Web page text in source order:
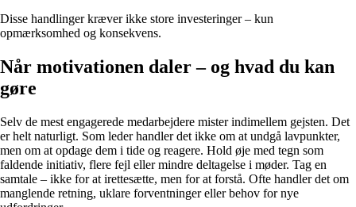
Disse handlinger kræver ikke store investeringer – kun
opmærksomhed og konsekvens.
Når motivationen daler – og hvad du kan
gøre
Selv de mest engagerede medarbejdere mister indimellem gejsten. Det
er helt naturligt. Som leder handler det ikke om at undgå lavpunkter,
men om at opdage dem i tide og reagere. Hold øje med tegn som
faldende initiativ, flere fejl eller mindre deltagelse i møder. Tag en
samtale – ikke for at irettesætte, men for at forstå. Ofte handler det om
manglende retning, uklare forventninger eller behov for nye